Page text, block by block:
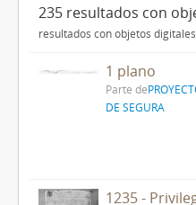
235 resultados con
resultados con objetos digitales
1 plano
Parte de
DE SEGURA